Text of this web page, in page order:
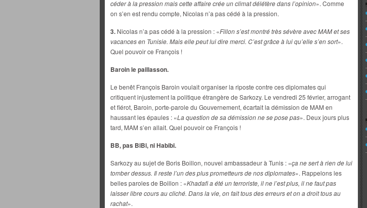
céder à la pression mais cette affaire crée un climat délétère dans l’opinion». Comme
on s’en est rendu compte, Nicolas n’a pas cédé à la pression.
3. Nicolas n’a pas cédé à la pression : «Fillon s’est montré très sévère avec MAM et ses
vacances en Tunisie. Mais elle peut lui dire merci. C’est grâce à lui qu’elle s’en sort».
Quel pouvoir ce François !
Baroin le paillasson.
Le benêt François Baroin voulait organiser la riposte contre ces diplomates qui
critiquent injustement la politique étrangère de Sarkozy. Le vendredi 25 février, arrogant
et fiérot, Baroin, porte-parole du Gouvernement, écartait la démission de MAM en
haussant les épaules : «La question de sa démission ne se pose pas». Deux jours plus
tard, MAM s’en allait. Quel pouvoir ce François !
BB, pas BiBi, ni Habibi.
Sarkozy au sujet de Boris Boillon, nouvel ambassadeur à Tunis : «ça ne sert à rien de lui
tomber dessus. Il reste l’un des plus prometteurs de nos diplomates». Rappelons les
belles paroles de Boillon : «Khadafi a été un terroriste, il ne l’est plus, il ne faut pas
laisser libre cours au cliché. Dans la vie, on fait tous des erreurs et on a droit tous au
rachat».